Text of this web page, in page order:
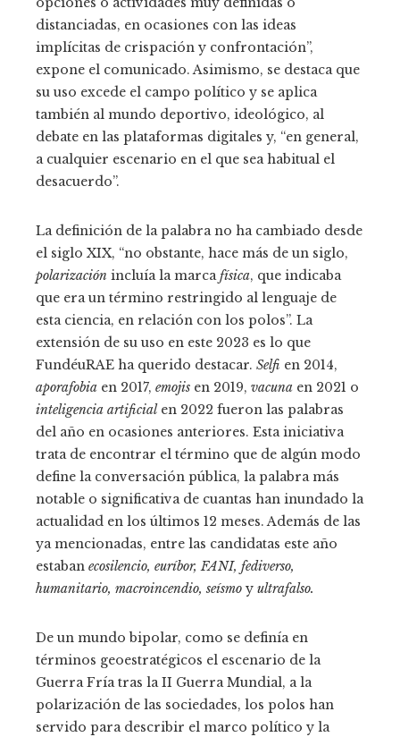
distanciadas, en ocasiones con las ideas
implícitas de crispación y confrontación”,
expone el comunicado. Asimismo, se destaca que
su uso excede el campo político y se aplica
también al mundo deportivo, ideológico, al
debate en las plataformas digitales y, “en general,
a cualquier escenario en el que sea habitual el
desacuerdo”.
La definición de la palabra no ha cambiado desde
el siglo XIX, “no obstante, hace más de un siglo,
polarización incluía la marcafísica, que indicaba
que era un término restringido al lenguaje de
esta ciencia, en relación con los polos”. La
extensión de su uso en este 2023 es lo que
FundéuRAE ha querido destacar. Selfi en 2014,
aporafobia en 2017, emojis en 2019, vacuna en 2021 o
inteligencia artificial en 2022 fueron las palabras
del año en ocasiones anteriores. Esta iniciativa
trata de encontrar el término que de algún modo
define la conversación pública, la palabra más
notable o significativa de cuantas han inundado la
actualidad en los últimos 12 meses. Además de las
ya mencionadas, entre las candidatas este año
estaban ecosilencio, euríbor, FANI, fediverso,
humanitario, macroincendio, seísmo y ultrafalso.
De un mundo bipolar, como se definía en
términos geoestratégicos el escenario de la
Guerra Fría tras la II Guerra Mundial, a la
polarización de las sociedades, los polos han
servido para describir el marco político y la